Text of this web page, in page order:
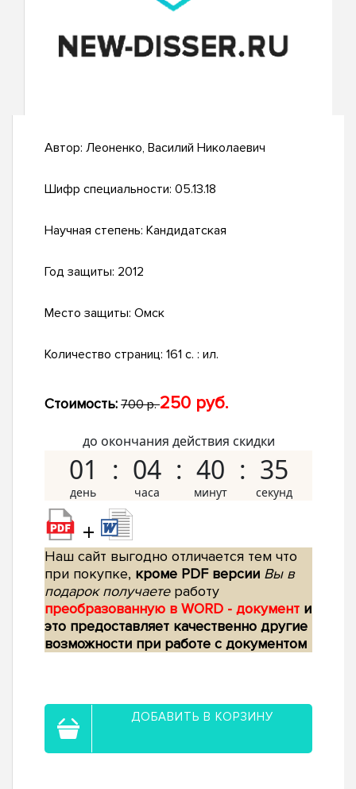
Автор: Леоненко, Василий Николаевич
Шифр специальности: 05.13.18
Научная степень: Кандидатская
Год защиты: 2012
Место защиты: Омск
Количество страниц: 161 с. : ил.
Стоимость: 700 р.250 руб.
до окончания действия скидки
01 04 40 34
+
Наш сайт выгодно отличается тем что
при покупке, кроме PDF версии Вы в
подарок получаетеработу
преобразованную в WORD - документ и
это предоставляет качественно другие
возможности при работе с документом
ДОБАВИТЬ В КОРЗИНУ